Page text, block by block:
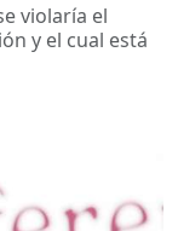
violaría el
y el cual está